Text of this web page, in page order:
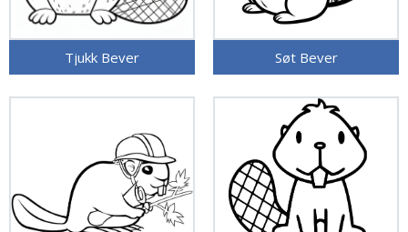
Tjukk Bever Søt Bever